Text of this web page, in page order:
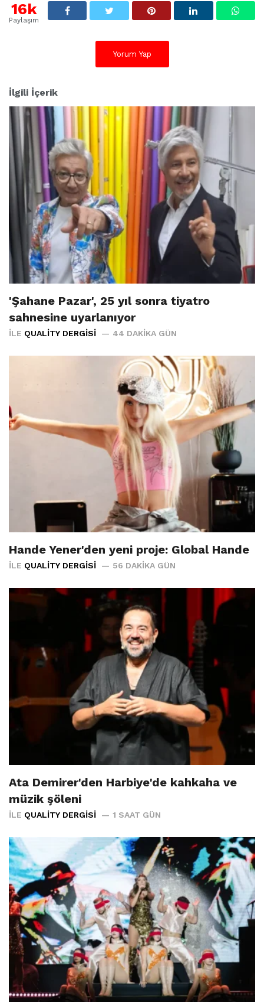
16k
Paylaşım
Yorum Yap
İlgili İçerik
'Şahane Pazar', 25 yıl sonra tiyatro
sahnesine uyarlanıyor
İLE QUALITY DERGISI 44 DAKIKA GÜN
Hande Yener'den yeni proje: Global Hande
İLE QUALITY DERGISI 56 DAKIKA GÜN
Ata Demirer'den Harbiye'de kahkaha ve
müzik şöleni
İLE QUALITY DERGISI 1 SAAT GÜN